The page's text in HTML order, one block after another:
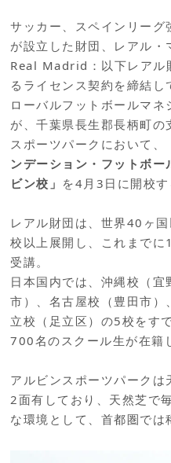
サッカー、スペインリーグ
が設立した財団、レアル
Real Madrid：以下レアル
るライセンス契約を締結
ローバルフットボールマネ
が、千葉県長生郡長柄町
スポーツパークにおいて、
ンデーション・フットボ
ビン校」 を4月3日に開校す
レアル財団は、世界40ヶ
校以上展開し、これまで
受講。
日本国内では、沖縄校（
市）、名古屋校（豊田市）
立校（足立区）の5校をす
700名のスクール生が在籍
アルビンスポーツパーク
2面有しており、天然芝で
な環境として、首都圏では